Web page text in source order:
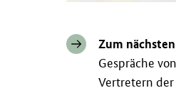
Zum
Gespräche
Vertretern